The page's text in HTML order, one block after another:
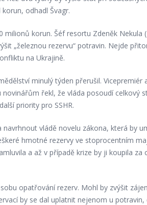
odhadl Švagr.
korun. Šéf resortu Zdeněk Nekula
„železnou rezervu“ potravin. Nejde
na Ukrajině.
minulý týden přerušil. Vicepremiér
novinářům řekl, že vláda posoudí celkový
priority pro SSHR.
vládě novelu zákona, která by
hmotné rezervy ve stoprocentním
a až v případě krize by ji koupila za
opatřování rezerv. Mohl by zvýšit
by se dal uplatnit nejenom u potravin,